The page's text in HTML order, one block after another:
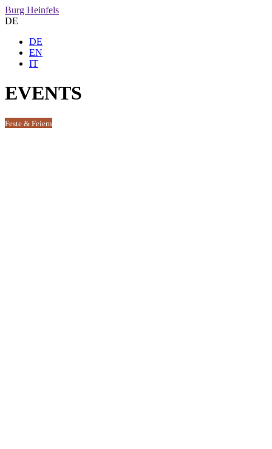
Burg Heinfels
DE
DE
EN
IT
EVENTS
Feste & Feiern